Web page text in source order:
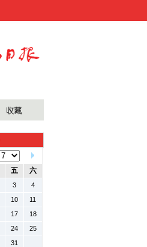
五 六
3
4
10
11
17
18
24
25
31